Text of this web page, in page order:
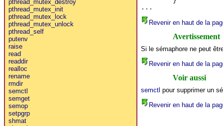
pthread_mutex_destroy
pthread_mutex_init
pthread_mutex_lock
pthread_mutex_unlock
pthread_self
putenv
raise
read
readdir
realloc
rename
rmdir
semctl
semget
semop
setpgrp
shmat
...
Revenir en haut de la
Avertissement
Si le sémaphore ne peut
Revenir en haut de la
Voir aussi
semctl pour supprimer un
Revenir en haut de la